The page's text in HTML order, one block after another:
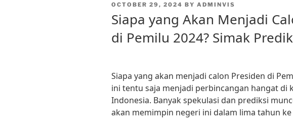
POSTED
OCTOBER 29, 2024 BY ADMINVIS
Siapa yang Akan Menjadi
di Pemilu 2024? Simak
Siapa yang akan menjadi calon Presiden di
ini tentu saja menjadi perbincangan hangat di
Indonesia. Banyak spekulasi dan prediksi
akan memimpin negeri ini dalam lima tahun ke